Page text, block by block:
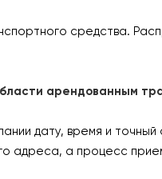
средства.
арендованным
дату, время и
адреса, а процесс